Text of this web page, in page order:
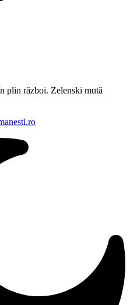
plin război. Zelenski mută